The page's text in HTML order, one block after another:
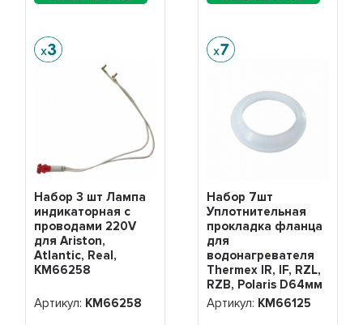
Набор 3 шт Лампа
индикаторная с
проводами 220V
для Ariston,
Atlantic, Real,
KM66258
Артикул: KM66258
Набор 7шт
Уплотнительная
прокладка фланца
для
водонагревателя
Thermex IR, IF, RZL,
RZB, Polaris D64мм
низкая, KM66125
Артикул: KM66125